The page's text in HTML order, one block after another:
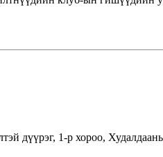
дүүрэг, 1-р хороо,